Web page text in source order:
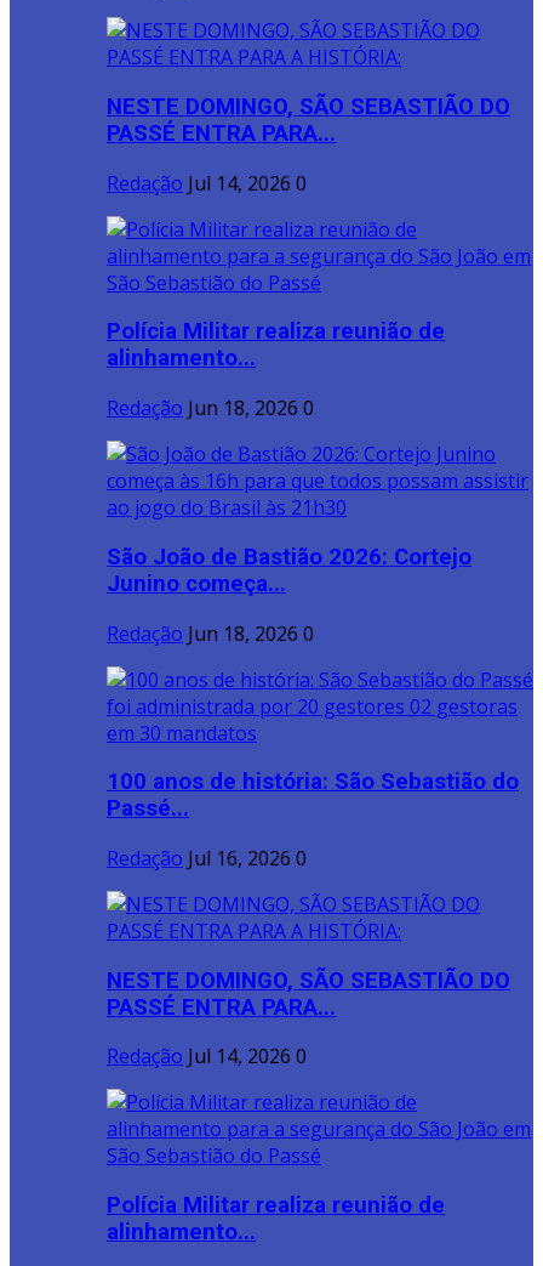
NESTE DOMINGO, SÃO SEBASTIÃO DO
PASSÉ ENTRA PARA...
Redação Jul 14, 2026 0
Polícia Militar realiza reunião de
alinhamento...
Redação Jun 18, 2026 0
São João de Bastião 2026: Cortejo
Junino começa...
Redação Jun 18, 2026 0
100 anos de história: São Sebastião do
Passé...
Redação Jul 16, 2026 0
NESTE DOMINGO, SÃO SEBASTIÃO DO
PASSÉ ENTRA PARA...
Redação Jul 14, 2026 0
Polícia Militar realiza reunião de
alinhamento...